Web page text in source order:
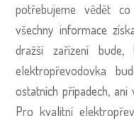
potřebujeme vědět
všechny informace
dražší zařízení
elektropřevodovka
ostatních případech,
Pro kvalitní